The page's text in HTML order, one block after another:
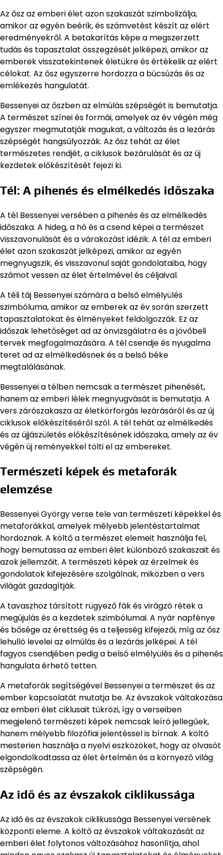
Az ősz az emberi élet azon szakaszát szimbolizálja,
amikor az egyén beérik, és számvetést készít az elért
eredményekről. A betakarítás képe a megszerzett
tudás és tapasztalat összegzését jelképezi, amikor az
emberek visszatekintenek életükre és értékelik az elért
célokat. Az ősz egyszerre hordozza a búcsúzás és az
emlékezés hangulatát.
Bessenyei az őszben az elmúlás szépségét is bemutatja.
A természet színei és formái, amelyek az év végén még
egyszer megmutatják magukat, a változás és a lezárás
szépségét hangsúlyozzák. Az ősz tehát az élet
természetes rendjét, a ciklusok bezárulását és az új
kezdetek előkészítését fejezi ki.
Tél: A pihenés és elmélkedés időszaka
A tél Bessenyei versében a pihenés és az elmélkedés
időszaka. A hideg, a hó és a csend képei a természet
visszavonulását és a várakozást idézik. A tél az emberi
élet azon szakaszát jelképezi, amikor az egyén
megnyugszik, és visszavonul saját gondolataiba, hogy
számot vessen az élet értelmével és céljaival.
A téli táj Bessenyei számára a belső elmélyülés
szimbóluma, amikor az emberek az év során szerzett
tapasztalatokat és élményeket feldolgozzák. Ez az
időszak lehetőséget ad az önvizsgálatra és a jövőbeli
tervek megfogalmazására. A tél csendje és nyugalma
teret ad az elmélkedésnek és a belső béke
megtalálásának.
Bessenyei a télben nemcsak a természet pihenését,
hanem az emberi lélek megnyugvását is bemutatja. A
vers zárószakasza az életkörforgás lezárásáról és az új
ciklusok előkészítéséről szól. A tél tehát az elmélkedés
és az újjászületés előkészítésének időszaka, amely az év
végén új reményekkel tölti el az embereket.
Természeti képek és metaforák
elemzése
Bessenyei György verse tele van természeti képekkel és
metaforákkal, amelyek mélyebb jelentéstartalmat
hordoznak. A költő a természet elemeit használja fel,
hogy bemutassa az emberi élet különböző szakaszait és
azok jellemzőit. A természeti képek az érzelmek és
gondolatok kifejezésére szolgálnak, miközben a vers
világát gazdagítják.
A tavaszhoz társított rügyező fák és virágzó rétek a
megújulás és a kezdetek szimbólumai. A nyár napfénye
és bősége az érettség és a teljesség kifejezői, míg az ősz
lehulló levelei az elmúlás és a lezárás jelképei. A tél
fagyos csendjében pedig a belső elmélyülés és a pihenés
hangulata érhető tetten.
A metaforák segítségével Bessenyei a természet és az
ember kapcsolatát mutatja be. Az évszakok váltakozása
az emberi élet ciklusait tükrözi, így a verseiben
megjelenő természeti képek nemcsak leíró jellegűek,
hanem mélyebb filozófiai jelentéssel is bírnak. A költő
mesterien használja a nyelvi eszközöket, hogy az olvasót
elgondolkodtassa az élet értelmén és a környező világ
szépségén.
Az idő és az évszakok ciklikussága
Az idő és az évszakok ciklikussága Bessenyei versének
központi eleme. A költő az évszakok váltakozását az
emberi élet folytonos változásához hasonlítja, ahol